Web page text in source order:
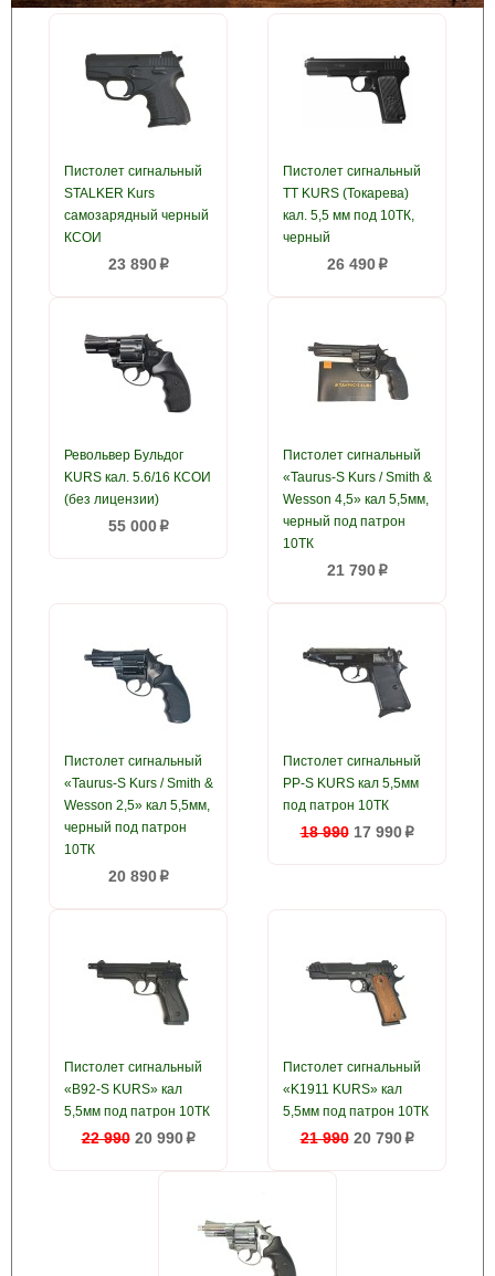
Пистолет сигнальный
STALKER Kurs
самозарядный черный
КСОИ
23 890p
Пистолет сигнальный
ТТ KURS (Токарева)
кал. 5,5 мм под 10ТК,
черный
26 490p
Револьвер Бульдог
KURS кал. 5.6/16 КСОИ
(без лицензии)
55 000p
Пистолет сигнальный
«Taurus-S Kurs / Smith &
Wesson 4,5» кал 5,5мм,
черный под патрон
10ТК
21 790p
Пистолет сигнальный
«Taurus-S Kurs / Smith &
Wesson 2,5» кал 5,5мм,
черный под патрон
10ТК
20 890p
Пистолет сигнальный
PP-S KURS кал 5,5мм
под патрон 10ТК
18 990 17 990p
Пистолет сигнальный
«B92-S KURS» кал
5,5мм под патрон 10ТК
22 990 20 990p
Пистолет сигнальный
«K1911 KURS» кал
5,5мм под патрон 10ТК
21 990 20 790p